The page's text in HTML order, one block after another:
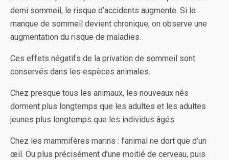
demi sommeil, le risque d’accidents augmente. Si le
manque de sommeil devient chronique, on observe une
augmentation du risque de maladies.
Ces effets négatifs de la privation de sommeil sont
conservés dans les espèces animales.
Chez presque tous les animaux, les nouveaux nés
dorment plus longtemps que les adultes et les adultes
jeunes plus longtemps que les individus âgés.
Chez les mammifères marins : l’animal ne dort que d’un
œil. Ou plus précisément d’une moitié de cerveau, puis